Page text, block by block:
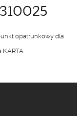
opatrunkowy dla
KARTA